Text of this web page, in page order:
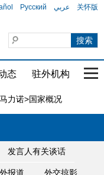
Русский عربي 关怀版
态 驻外机构 国
力诺>国家概况
发言人有关谈话
报道 外交掠影